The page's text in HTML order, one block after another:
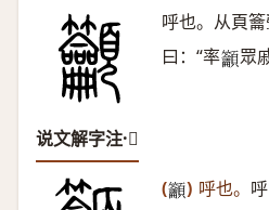
呼也。从頁
曰：“率𥸤 眾
说文解字注·𥸤
(𥸤 ) 呼也。